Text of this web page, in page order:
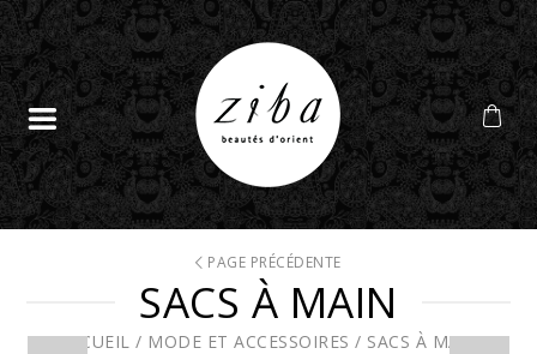
PAGE PRÉCÉDENTE
SACS À MAIN
ACCUEIL / MODE ET ACCESSOIRES / SACS À MAIN